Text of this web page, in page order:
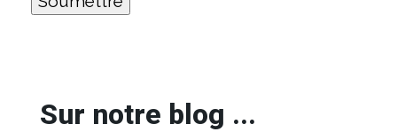
Sur notre blog ...